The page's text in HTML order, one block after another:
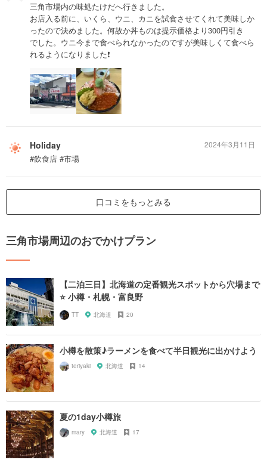
三角市場内の味処たけだへ行きました。
お店入る前に、いくら、ウニ、カニを試食させてくれて美味しか
ったので決めました。何故か丼ものは提示価格より300円引き
でした。ウニ今まで食べられなかったのですが美味しくて食べら
れるようになりました❗️
Holiday
#飲食店 #市場
2024年3月11日
口コミをもっとみる
三角市場周辺のおでかけプラン
【二泊三日】北海道の定番観光スポットから穴場まで
⭐️ 小樽・札幌・富良野
TT 北海道 20
小樽を散策♪ラーメンを食べて半日観光に出かけよう
teriyaki 北海道 14
夏の1day小樽旅
mary 北海道 17